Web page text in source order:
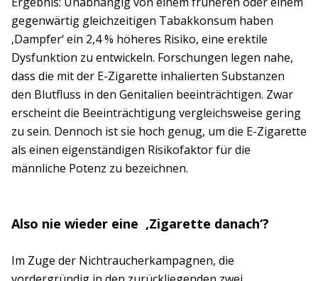
gegenwärtig gleichzeitigen Tabakkonsum haben
‚Dampfer‘ ein 2,4 % höheres Risiko, eine erektile
Dysfunktion zu entwickeln. Forschungen legen nahe,
dass die mit der E-Zigarette inhalierten Substanzen
den Blutfluss in den Genitalien beeinträchtigen. Zwar
erscheint die Beeinträchtigung vergleichsweise gering
zu sein. Dennoch ist sie hoch genug, um die E-Zigarette
als einen eigenständigen Risikofaktor für die
männliche Potenz zu bezeichnen.
Also nie wieder eine ‚Zigarette danach‘?
Im Zuge der Nichtraucherkampagnen, die